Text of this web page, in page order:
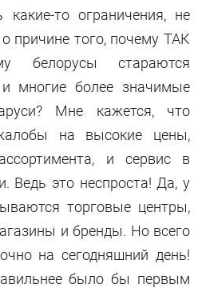
то ограничения, не
причине того, почему ТАК
белорусы стараются
многие более значимые
Мне кажется, что
на высокие цены,
и сервис в
Ведь это неспроста! Да, у
торговые центры,
и бренды. Но всего
на сегодняшний день!
было бы первым